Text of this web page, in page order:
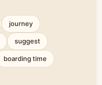
journey
suggest
boarding time